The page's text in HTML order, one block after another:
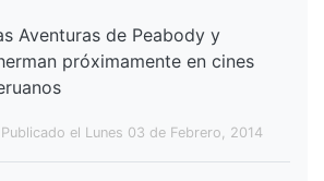
Aventuras de Peabody y
próximamente en cines
Publicado el Lunes 03 de Febrero, 2014